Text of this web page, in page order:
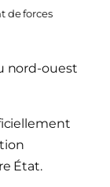
de forces
nord-ouest
État.